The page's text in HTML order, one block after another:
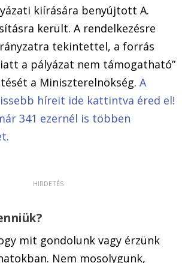
kiírására benyújtott A.
került. A rendelkezésre
tekintettel, a forrás
a pályázat nem támogatható”
a Miniszterelnökség. A
híreit ide kattintva éred el!
341 ezernél is többen
mit gondolunk vagy érzünk
Nem mosolygunk,